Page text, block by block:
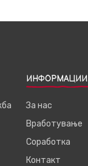
ИНФОРМАЦИИ
За нас
Вработување
Соработка
Контакт